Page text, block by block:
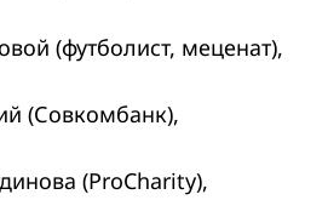
(футболист, меценат),
(Совкомбанк),
(ProCharity),